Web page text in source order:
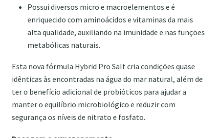
Possui diversos micro e macroelementos e é
enriquecido com aminoácidos e vitaminas da mais
alta qualidade, auxiliando na imunidade e nas funções
metabólicas naturais.
Esta nova fórmula Hybrid Pro Salt cria condições quase
idênticas às encontradas na água do mar natural, além de
ter o benefício adicional de probióticos para ajudar a
manter o equilíbrio microbiológico e reduzir com
segurança os níveis de nitrato e fosfato.